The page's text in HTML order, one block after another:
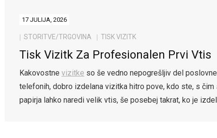
17 JULIJA, 2026
STORITVE/TRGOVINA TISK VIZITK
Tisk Vizitk Za Profesionalen Prvi Vtis
Kakovostne vizitke so še vedno nepogrešljiv del
telefonih, dobro izdelana vizitka hitro pove, kdo ste, s
papirja lahko naredi velik vtis, še posebej takrat, ko je